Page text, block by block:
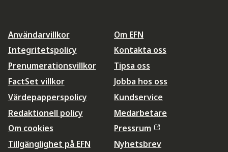
Användarvillkor
Integritetspolicy
Prenumerationsvillkor
FactSet villkor
Värdepapperspolicy
Redaktionell policy
Om cookies
Tillgänglighet på EFN
Om EFN
Kontakta oss
Tipsa oss
Jobba hos oss
Kundservice
Medarbetare
Pressrum
Nyhetsbrev